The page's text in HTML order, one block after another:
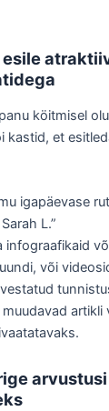
esile
köitmisel
kastid, et
igapäevase
L.”
infograafikaid
või
artikli